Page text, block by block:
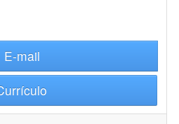
E-mail